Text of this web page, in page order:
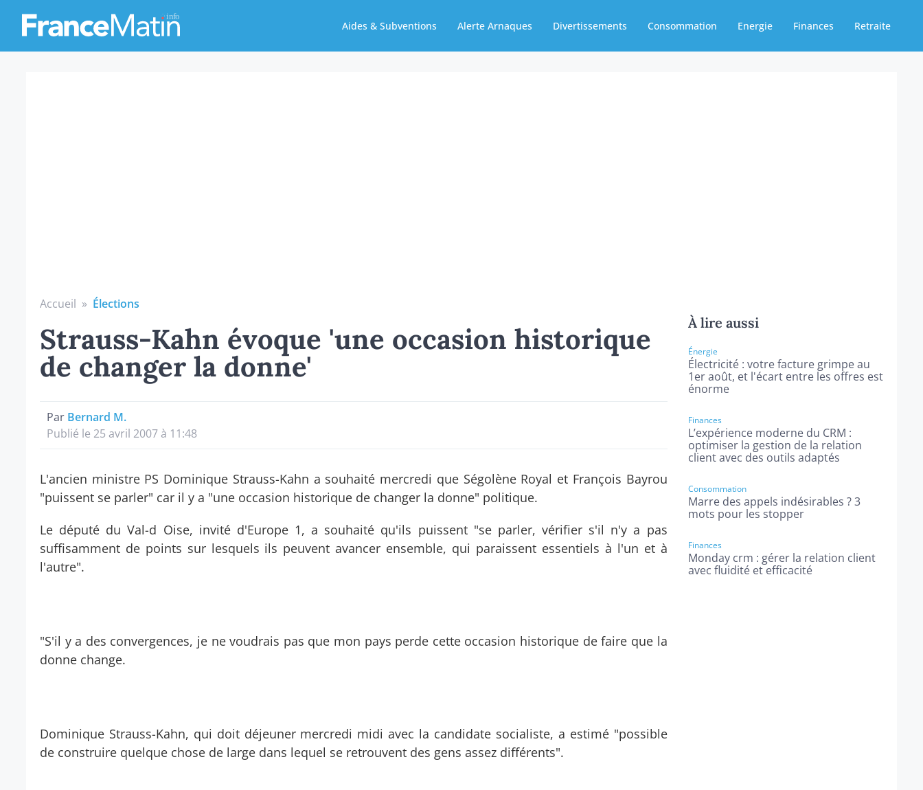
Aides & Subventions Alerte Arnaques Divertissements Consommation Energie Finances Retraite
Accueil » Élections
Strauss-Kahn évoque 'une occasion historique
de changer la donne'
Par Bernard M.
Publié le 25 avril 2007 à 11:48
L'ancien ministre PS Dominique Strauss-Kahn a souhaité mercredi que Ségolène Royal et François Bayrou
"puissent se parler" car il y a "une occasion historique de changer la donne" politique.
Le député du Val-d Oise, invité d'Europe 1, a souhaité qu'ils puissent "se parler, vérifier s'il n'y a pas
suffisamment de points sur lesquels ils peuvent avancer ensemble, qui paraissent essentiels à l'un et à
l'autre".
"S'il y a des convergences, je ne voudrais pas que mon pays perde cette occasion historique de faire que la
donne change.
Dominique Strauss-Kahn, qui doit déjeuner mercredi midi avec la candidate socialiste, a estimé "possible
de construire quelque chose de large dans lequel se retrouvent des gens assez différents".
À lire aussi
Énergie
Électricité : votre facture grimpe au
1er août, et l'écart entre les offres est
énorme
Finances
L’expérience moderne du CRM :
optimiser la gestion de la relation
client avec des outils adaptés
Consommation
Marre des appels indésirables ? 3
mots pour les stopper
Finances
Monday crm : gérer la relation client
avec fluidité et efficacité